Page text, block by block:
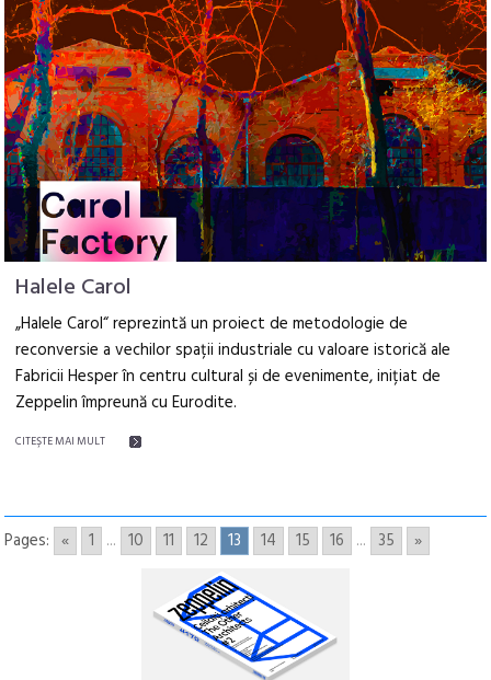
Halele Carol
„Halele Carol“ reprezintă un proiect de metodologie de
reconversie a vechilor spații industriale cu valoare istorică ale
Fabricii Hesper în centru cultural și de evenimente, inițiat de
Zeppelin împreună cu Eurodite.
CITEŞTE MAI MULT
Pages: « 1 ... 10 11 12 13 14 15 16 ... 35 »